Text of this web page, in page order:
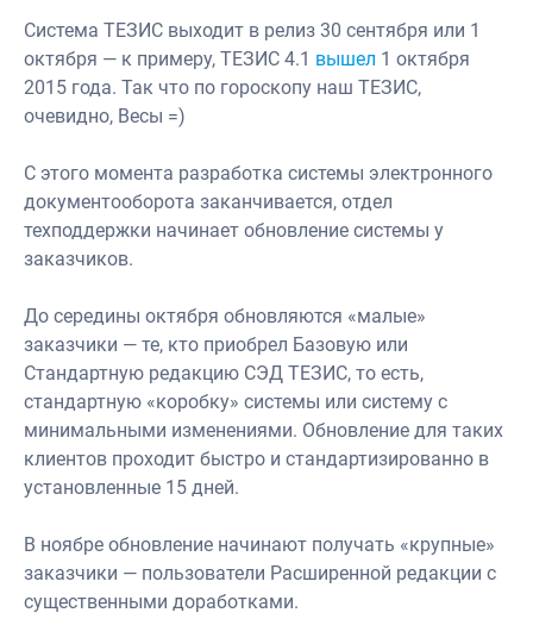
Система ТЕЗИС выходит в релиз 30 сентября или 1
октября — к примеру, ТЕЗИС 4.1 вышел 1 октября
2015 года. Так что по гороскопу наш ТЕЗИС,
очевидно, Весы =)
С этого момента разработка системы электронного
документооборота заканчивается, отдел
техподдержки начинает обновление системы у
заказчиков.
До середины октября обновляются «малые»
заказчики — те, кто приобрел Базовую или
Стандартную редакцию СЭД ТЕЗИС, то есть,
стандартную «коробку» системы или систему с
минимальными изменениями. Обновление для таких
клиентов проходит быстро и стандартизированно в
установленные 15 дней.
В ноябре обновление начинают получать «крупные»
заказчики — пользователи Расширенной редакции с
существенными доработками.